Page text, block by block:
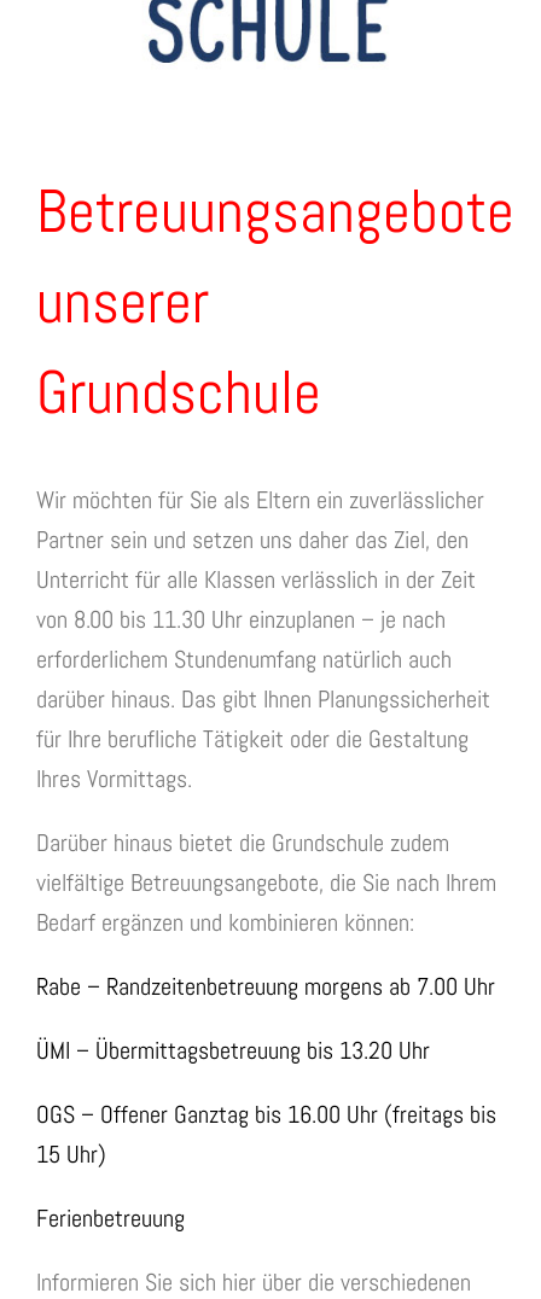
Betreuungsangebote
unserer
Grundschule
Wir möchten für Sie als Eltern ein zuverlässlicher
Partner sein und setzen uns daher das Ziel, den
Unterricht für alle Klassen verlässlich in der Zeit
von 8.00 bis 11.30 Uhr einzuplanen – je nach
erforderlichem Stundenumfang natürlich auch
darüber hinaus. Das gibt Ihnen Planungssicherheit
für Ihre berufliche Tätigkeit oder die Gestaltung
Ihres Vormittags.
Darüber hinaus bietet die Grundschule zudem
vielfältige Betreuungsangebote, die Sie nach Ihrem
Bedarf ergänzen und kombinieren können:
Rabe – Randzeitenbetreuung morgens ab 7.00 Uhr
ÜMI – Übermittagsbetreuung bis 13.20 Uhr
OGS – Offener Ganztag bis 16.00 Uhr (freitags bis
15 Uhr)
Ferienbetreuung
Informieren Sie sich hier über die verschiedenen